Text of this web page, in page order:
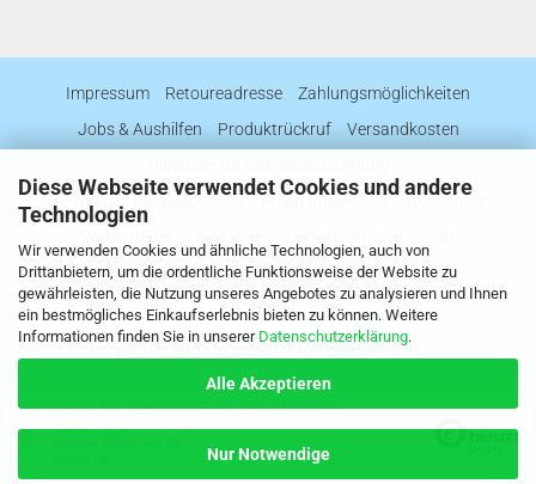
Diese Webseite verwendet Cookies und andere
Technologien
Wir verwenden Cookies und ähnliche Technologien, auch von
Drittanbietern, um die ordentliche Funktionsweise der Website zu
gewährleisten, die Nutzung unseres Angebotes zu analysieren und Ihnen
ein bestmögliches Einkaufserlebnis bieten zu können. Weitere
Informationen finden Sie in unserer Datenschutzerklärung.
Alle Akzeptieren
Nur Notwendige
Impressum Retoureadresse
Zahlungsmöglichkeiten
Jobs & Aushilfen
Produktrückruf
Versandkosten
30-tägiges Rückgaberecht
Privatsphäre und Datenschutz
Haftungsausschluss
Callback Service
Cookie Einstellungen
mit Gambio.de © 2026
Ausgewählte Top-Bewertungen für cannaleven.com